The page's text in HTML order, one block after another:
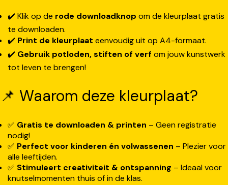
✔️ Klik op de rode downloadknop om de kleurplaat gratis
te downloaden.
✔️ Print de kleurplaat eenvoudig uit op A4-formaat.
✔️ Gebruik potloden, stiften of verf om jouw kunstwerk
tot leven te brengen!
📌 Waarom deze kleurplaat?
✅ Gratis te downloaden & printen – Geen registratie
nodig!
✅ Perfect voor kinderen én volwassenen – Plezier voor
alle leeftijden.
✅ Stimuleert creativiteit & ontspanning – Ideaal voor
knutselmomenten thuis of in de klas.